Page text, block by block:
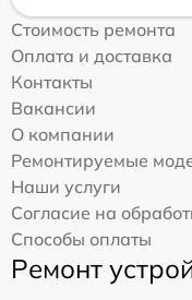
Стоимость ремонта
Оплата и доставка
Контакты
Вакансии
О компании
Ремонтируемые
Наши услуги
Согласие на
Способы оплаты
Ремонт